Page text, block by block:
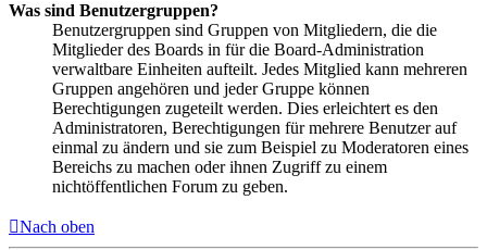
Was sind Benutzergruppen?
Benutzergruppen sind Gruppen von Mitgliedern, die die
Mitglieder des Boards in für die Board-Administration
verwaltbare Einheiten aufteilt. Jedes Mitglied kann mehreren
Gruppen angehören und jeder Gruppe können
Berechtigungen zugeteilt werden. Dies erleichtert es den
Administratoren, Berechtigungen für mehrere Benutzer auf
einmal zu ändern und sie zum Beispiel zu Moderatoren eines
Bereichs zu machen oder ihnen Zugriff zu einem
nichtöffentlichen Forum zu geben.
Nach oben